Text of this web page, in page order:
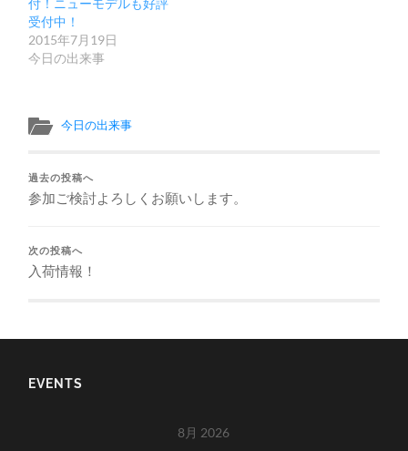
付！ニューモデルも好評
受付中！
2015年7月19日
今日の出来事
今日の出来事
過去の投稿へ
参加ご検討よろしくお願いします。
次の投稿へ
入荷情報！
EVENTS
8月 2026